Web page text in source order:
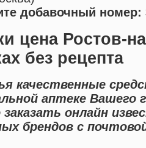
добавочный номер:
цена Ростов-
без рецепта
качественные
аптеке Вашего
онлайн
брендов с